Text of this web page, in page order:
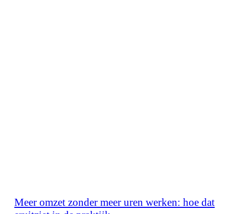
Meer omzet zonder meer uren werken: hoe dat